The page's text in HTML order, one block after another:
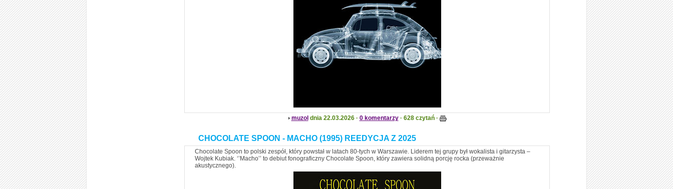
muzol dnia 22.03.2026 · 0 komentarzy· 628 czytań ·
CHOCOLATE SPOON - MACHO (1995) REEDYCJA Z 2025
Chocolate Spoon to polski zespół, który powstał w latach 80-tych w Warszawie. Liderem tej grupy był wokalista i gitarzysta –
Wojtek Kubiak. ‘’Macho’’ to debiut fonograficzny Chocolate Spoon, który zawiera solidną porcję rocka (przeważnie
akustycznego).